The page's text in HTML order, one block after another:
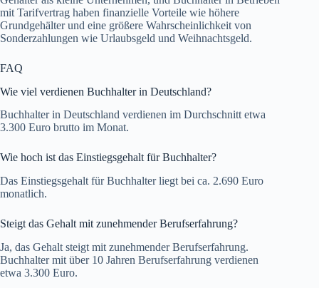
mit Tarifvertrag haben finanzielle Vorteile wie höhere
Grundgehälter und eine größere Wahrscheinlichkeit von
Sonderzahlungen wie Urlaubsgeld und Weihnachtsgeld.
FAQ
Wie viel verdienen Buchhalter in Deutschland?
Buchhalter in Deutschland verdienen im Durchschnitt etwa
3.300 Euro brutto im Monat.
Wie hoch ist das Einstiegsgehalt für Buchhalter?
Das Einstiegsgehalt für Buchhalter liegt bei ca. 2.690 Euro
monatlich.
Steigt das Gehalt mit zunehmender Berufserfahrung?
Ja, das Gehalt steigt mit zunehmender Berufserfahrung.
Buchhalter mit über 10 Jahren Berufserfahrung verdienen
etwa 3.300 Euro.